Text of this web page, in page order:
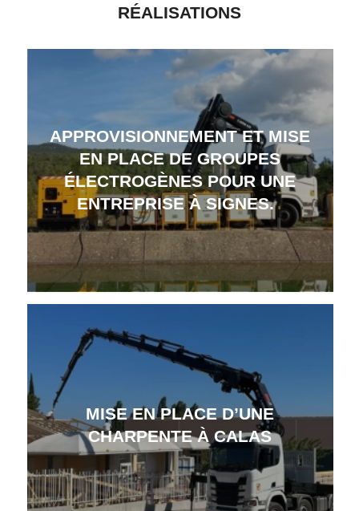
RÉALISATIONS
APPROVISIONNEMENT ET MISE
EN PLACE DE GROUPES
ÉLECTROGÈNES POUR UNE
ENTREPRISE À SIGNES.
MISE EN PLACE D’UNE
CHARPENTE À CALAS